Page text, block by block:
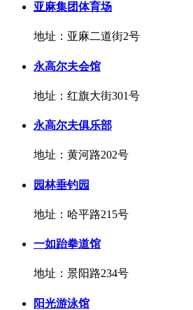
亚麻集团体育场
地址：亚麻二道街2号
永高尔夫会馆
地址：红旗大街301号
永高尔夫俱乐部
地址：黄河路202号
园林垂钓园
地址：哈平路215号
一如跆拳道馆
地址：景阳路234号
阳光游泳馆